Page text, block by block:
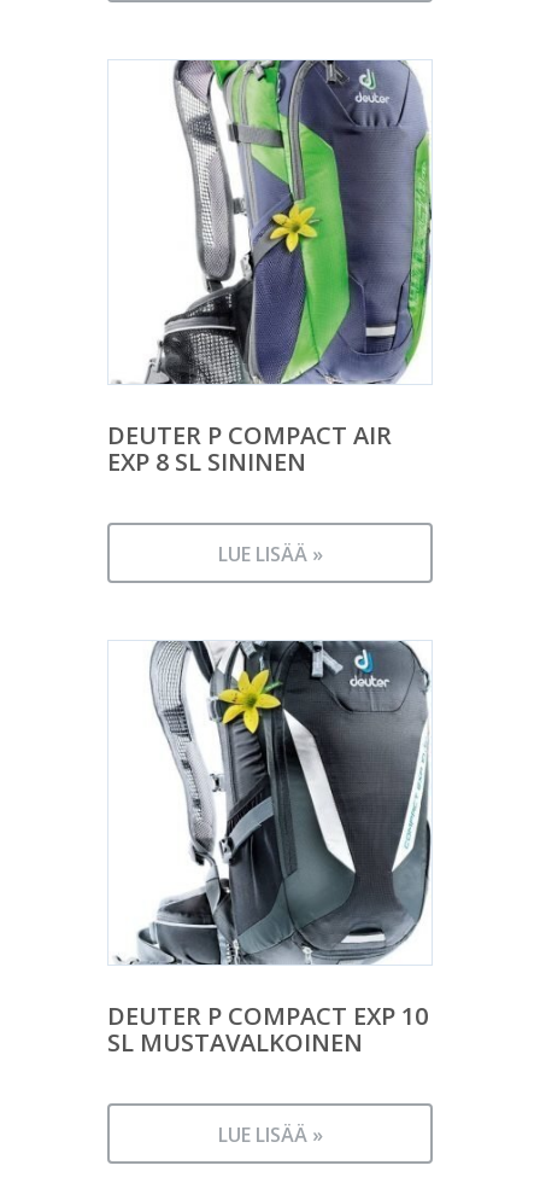
DEUTER P COMPACT AIR
EXP 8 SL SININEN
LUE LISÄÄ »
DEUTER P COMPACT EXP 10
SL MUSTAVALKOINEN
LUE LISÄÄ »